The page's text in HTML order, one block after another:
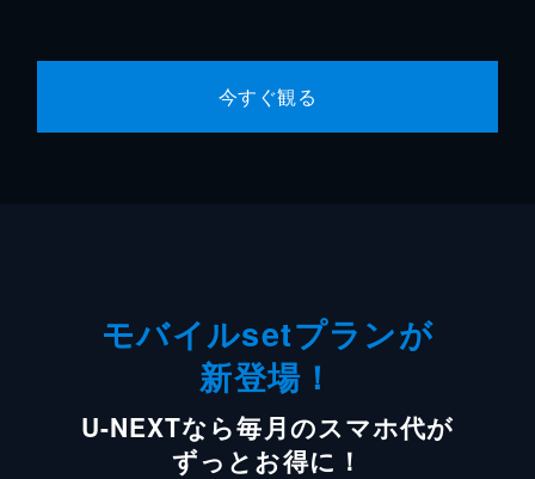
今すぐ観る
モバイルsetプランが
新登場！
U-NEXTなら毎月のスマホ代が
ずっとお得に！